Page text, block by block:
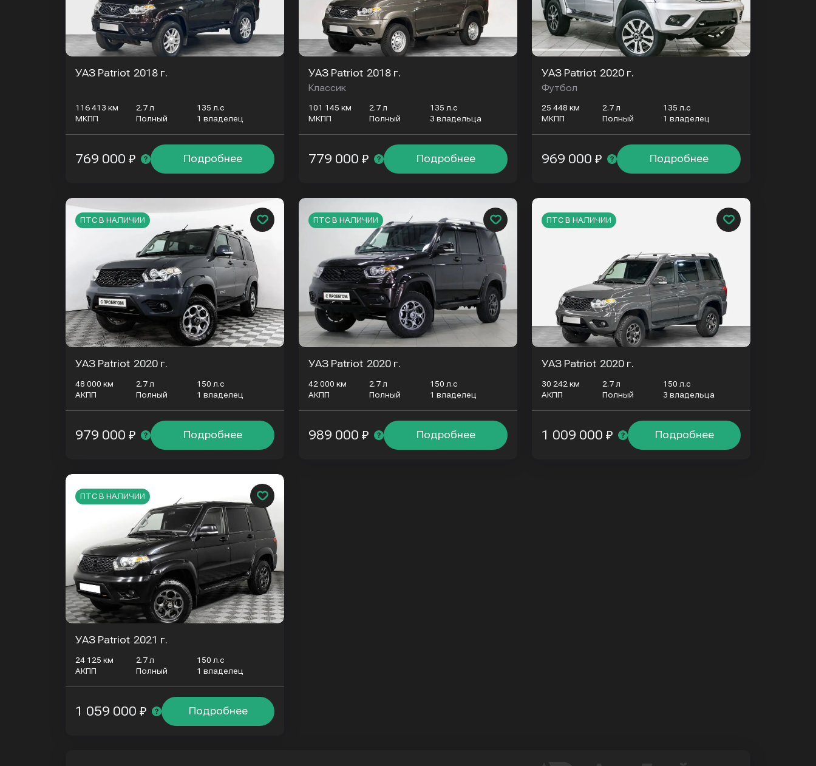
УАЗ Patriot 2018 г.
116 413 км 2.7 л
135 л.с
МКПП
Полный 1 владелец
Подробнее
769 000 ₽
УАЗ Patriot 2018 г.
Классик
101 145 км 2.7 л
135 л.с
МКПП
Полный 3 владельца
Подробнее
779 000 ₽
УАЗ Patriot 2020 г.
Футбол
25 448 км 2.7 л
135 л.с
МКПП
Полный 1 владелец
Подробнее
969 000 ₽
ПТС В НАЛИЧИИ
УАЗ Patriot 2020 г.
48 000 км 2.7 л
150 л.с
АКПП
Полный 1 владелец
Подробнее
979 000 ₽
ПТС В НАЛИЧИИ
УАЗ Patriot 2020 г.
42 000 км 2.7 л
150 л.с
АКПП
Полный 1 владелец
Подробнее
989 000 ₽
ПТС В НАЛИЧИИ
УАЗ Patriot 2020 г.
30 242 км 2.7 л
150 л.с
АКПП
Полный 3 владельца
Подробнее
1 009 000 ₽
ПТС В НАЛИЧИИ
УАЗ Patriot 2021 г.
24 125 км 2.7 л
150 л.с
АКПП
Полный 1 владелец
Подробнее
1 059 000 ₽